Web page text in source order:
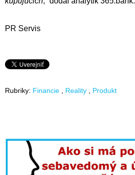
PR Servis
Rubriky: Financie Reality Produkt